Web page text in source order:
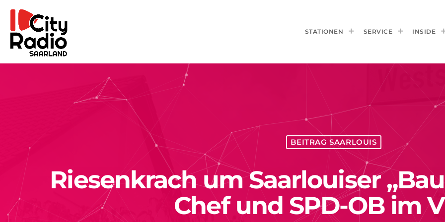
STATIONEN SERVICE INSIDE
BEITRAG SAARLOUIS
Riesenkrach um Saarlouiser
Chef und SPD-OB im